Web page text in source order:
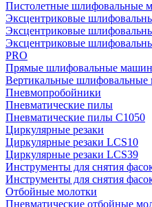
Пистолетные шлифовальные
Эксцентриковые
Эксцентриковые
Эксцентриковые
PRO
Прямые шлифовальные
Вертикальные
Пневмопробойники
Пневматические пилы
Пневматические пилы C1050
Циркулярные резаки
Циркулярные резаки LCS10
Циркулярные резаки LCS39
Инструменты для снятия
Инструменты для снятия
Отбойные молотки
Пневматические отбойные